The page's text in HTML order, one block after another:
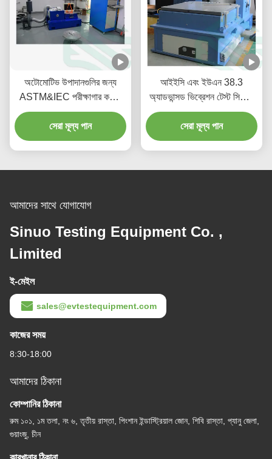
অটোমোটিভ উপাদানগুলির জন্য
ASTM&IEC পরীক্ষাগার কম্পন
পরীক্ষার সরঞ্জাম
সেরা মূল্য পান
আইইসি এবং ইউএন 38.3
অ্যাডভান্সড ভিব্রেশন টেস্ট সিস্টেম
3200kgf ফোর্স সহ
সেরা মূল্য পান
আমাদের সাথে যোগাযোগ
Sinuo Testing Equipment Co. ,
Limited
ই-মেইল
sales@evtestequipment.com
কাজের সময়
8:30-18:00
আমাদের ঠিকানা
কোম্পানির ঠিকানা
রুম ১০১, ১ম তলা, নং ৬, তৃতীয় রাস্তা, পিংশান ইন্ডাস্ট্রিয়াল জোন, শিবি রাস্তা, প্যানু জেলা,
গুয়াংজু, চীন